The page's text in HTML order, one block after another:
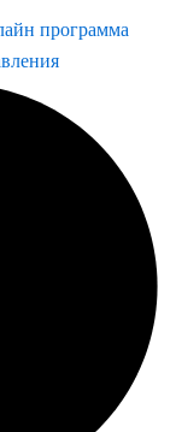
программа